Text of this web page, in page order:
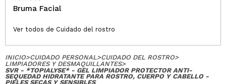
Bruma Facial
Ver todos de Cuidado del rostro
INICIO>CUIDADO PERSONAL>CUIDADO DEL ROSTRO>
LIMPIADORES Y DESMAQUILLANTES>
SVR - *TOPIALYSE* - GEL LIMPIADOR PROTECTOR ANTI-
SEQUEDAD HIDRATANTE PARA ROSTRO, CUERPO Y CABELLO -
PIELES SECAS Y SENSIBLES